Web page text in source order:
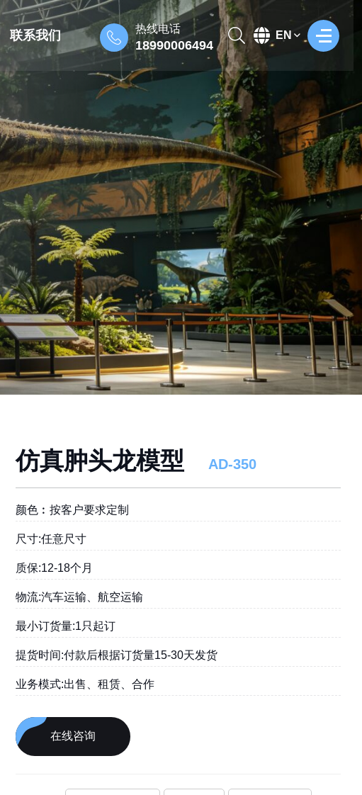
联系我们 热线电话
18990006494
EN
仿真肿头龙模型 AD-350
颜色︰按客户要求定制
尺寸:任意尺寸
质保:12-18个月
物流:汽车运输、航空运输
最小订货量:1只起订
提货时间:付款后根据订货量15-30天发货
业务模式:出售、租赁、合作
在线咨询